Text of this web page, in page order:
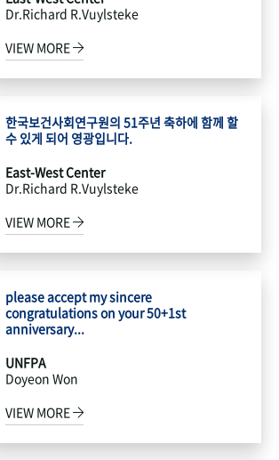
Dr.Richard R.Vuylsteke
VIEW MORE
한국보건사회연구원의 51주년 축하에 함께 할
수 있게 되어 영광입니다.
East-West Center
Dr.Richard R.Vuylsteke
VIEW MORE
please accept my sincere
congratulations on your 50+1st
anniversary...
UNFPA
Doyeon Won
VIEW MORE